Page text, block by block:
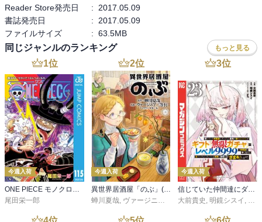
Reader Store発売日
:
2017.05.09
書誌発売日
:
2017.05.09
ファイルサイズ
: 63.5MB
同じジャンルのランキング もっと見る
1位
今週入荷
ONE PIECE モノクロ版 115
尾田栄一郎
2位
今週入荷
異世界居酒屋「のぶ」(22)
蝉川夏哉, ヴァージニア二等兵 ,転
3位
今週入荷
信じていた仲間達にダンジョン奥地で殺されかけたがギフト『無限ガチャ』でレベル９９９９の仲間達を手に入れて元パーティーメンバーと世界に復讐＆『ざまぁ！』します！（２３）
大前貴史 , 明鏡シスイ , ｔ